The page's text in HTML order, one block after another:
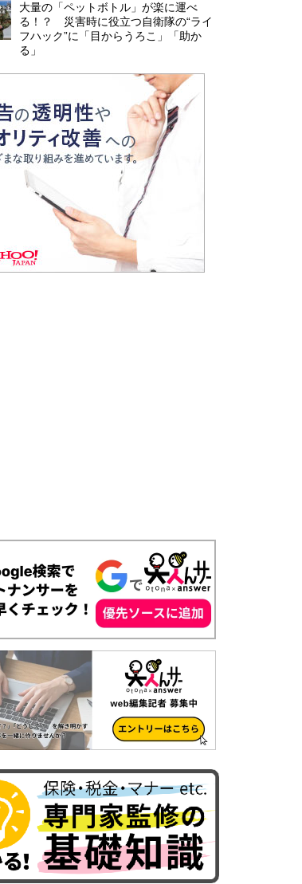
大量の「ペットボトル」が楽に運べ
る！？ 災害時に役立つ自衛隊の“ライ
フハック”に「目からうろこ」「助か
る」